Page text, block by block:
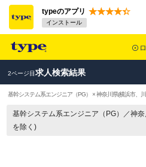
typeのアプリ
インストール
2ページ目求人検索結果
基幹システム系エンジニア（PG） × 神奈川県(横浜市、
基幹システム系エンジニア（PG）／神
を除く)